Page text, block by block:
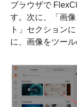
ステップ
1。
ブラウザで
す。次に、「画
ト」セクション
に、画像をツー